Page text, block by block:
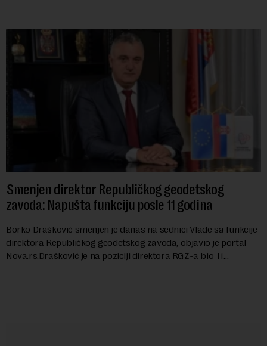
Smenjen direktor Republičkog geodetskog
zavoda: Napušta funkciju posle 11 godina
Borko Drašković smenjen je danas na sednici Vlade sa funkcije
direktora Republičkog geodetskog zavoda, objavio je portal
Nova.rs.Drašković je na poziciji direktora RGZ-a bio 11